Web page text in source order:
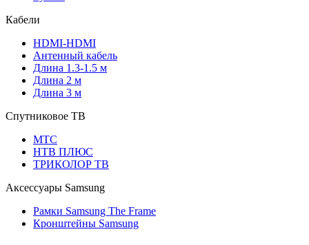
Кабели
HDMI-HDMI
Антенный кабель
Длина 1.3-1.5 м
Длина 2 м
Длина 3 м
Спутниковое ТВ
МТС
НТВ ПЛЮС
ТРИКОЛОР ТВ
Аксессуары Samsung
Рамки Samsung The Frame
Кронштейны Samsung